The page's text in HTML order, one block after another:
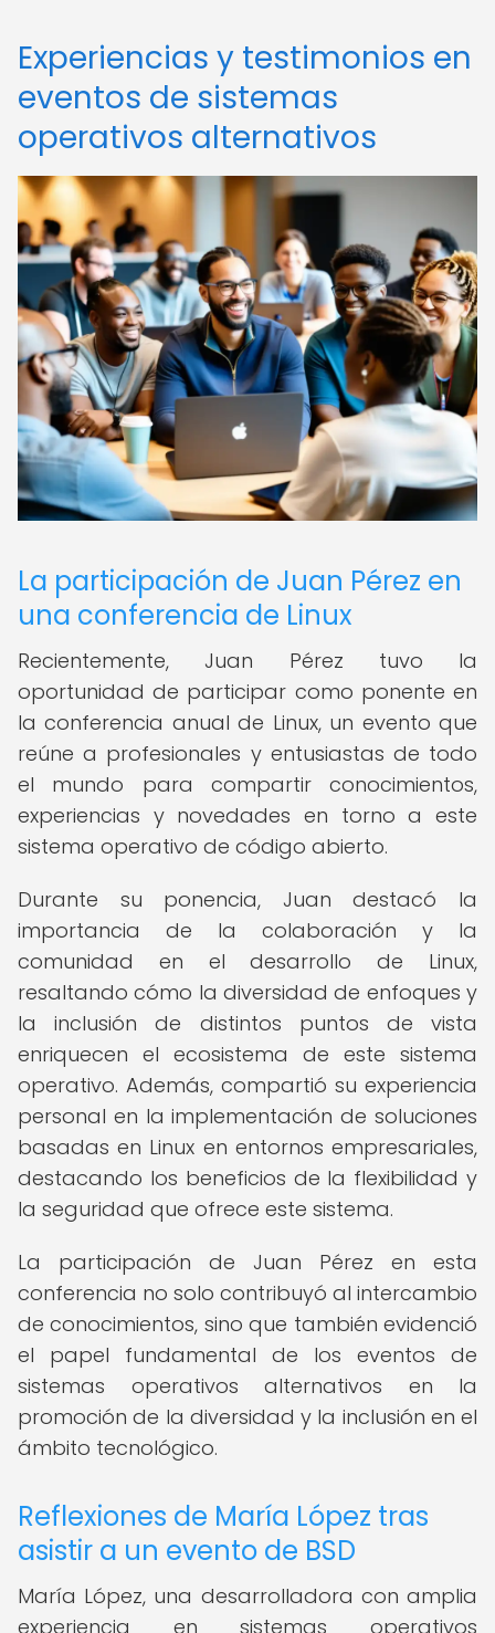
Experiencias y testimonios en
eventos de sistemas
operativos alternativos
La participación de Juan Pérez en
una conferencia de Linux
Recientemente, Juan Pérez tuvo la
oportunidad de participar como ponente en
la conferencia anual de Linux, un evento que
reúne a profesionales y entusiastas de todo
el mundo para compartir conocimientos,
experiencias y novedades en torno a este
sistema operativo de código abierto.
Durante su ponencia, Juan destacó la
importancia de la colaboración y la
comunidad en el desarrollo de Linux,
resaltando cómo la diversidad de enfoques y
la inclusión de distintos puntos de vista
enriquecen el ecosistema de este sistema
operativo. Además, compartió su experiencia
personal en la implementación de soluciones
basadas en Linux en entornos empresariales,
destacando los beneficios de la flexibilidad y
la seguridad que ofrece este sistema.
La participación de Juan Pérez en esta
conferencia no solo contribuyó al intercambio
de conocimientos, sino que también evidenció
el papel fundamental de los eventos de
sistemas operativos alternativos en la
promoción de la diversidad y la inclusión en el
ámbito tecnológico.
Reflexiones de María López tras
asistir a un evento de BSD
María López, una desarrolladora con amplia
experiencia en sistemas operativos